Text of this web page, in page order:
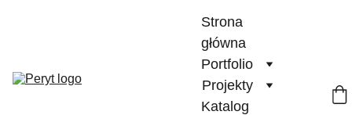
Strona
główna
Portfolio
Projekty
Katalog